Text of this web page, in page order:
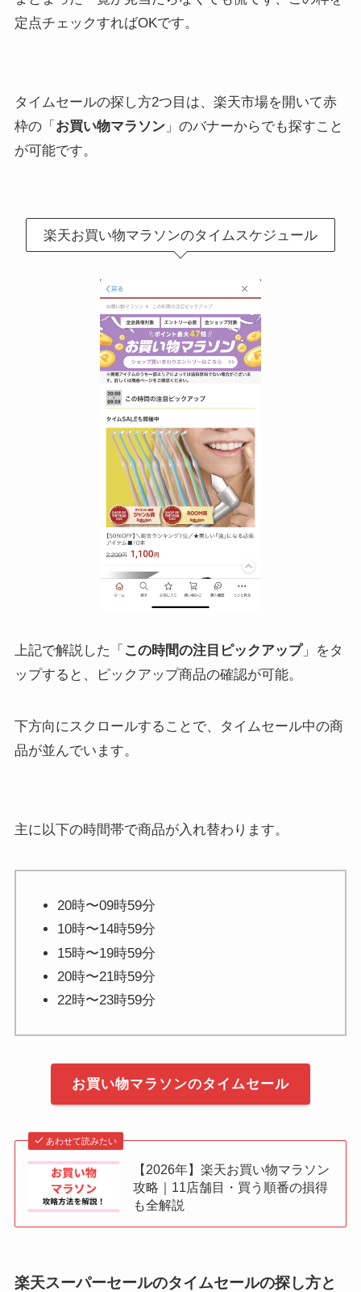
定点チェックすればOKです。
タイムセールの探し方2つ目は、楽天市場を開いて赤
枠の「 お買い物マラソン」のバナーからでも探すこと
が可能です。
楽天お買い物マラソンのタイムスケジュール
上記で解説した「 この時間の注目ピックアップ」をタ
ップすると、ピックアップ商品の確認が可能。
下方向にスクロールすることで、タイムセール中の商
品が並んでいます。
主に以下の時間帯で商品が入れ替わります。
20時〜09時59分
10時〜14時59分
15時〜19時59分
20時〜21時59分
22時〜23時59分
お買い物マラソンのタイムセール
あわせて読みたい
【2026年】楽天お買い物マラソン
攻略｜11店舗目・買う順番の損得
も全解説
楽天スーパーセールのタイムセールの探し方と